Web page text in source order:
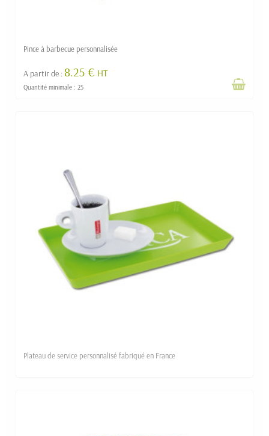
Pince à barbecue personnalisée
A partir de : 8.25 € HT
Quantité minimale : 25
Plateau de service personnalisé fabriqué en France